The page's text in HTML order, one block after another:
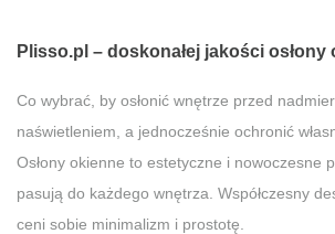
Plisso.pl – doskonałej jakości osłony
Co wybrać, by osłonić wnętrze przed
naświetleniem, a jednocześnie ochronić
Osłony okienne to estetyczne i nowoczesne
pasują do każdego wnętrza. Współczesny
ceni sobie minimalizm i prostotę.